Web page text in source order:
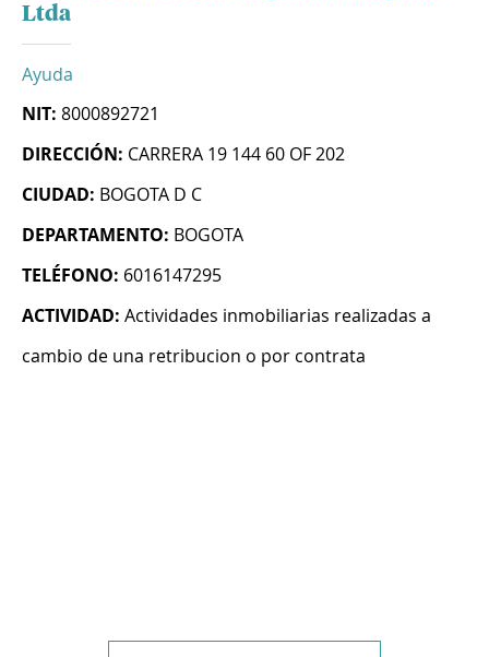
Ltda
Ayuda
NIT: 8000892721
DIRECCIÓN: CARRERA 19 144 60 OF 202
CIUDAD: BOGOTA D C
DEPARTAMENTO: BOGOTA
TELÉFONO: 6016147295
ACTIVIDAD: Actividades inmobiliarias realizadas a
cambio de una retribucion o por contrata